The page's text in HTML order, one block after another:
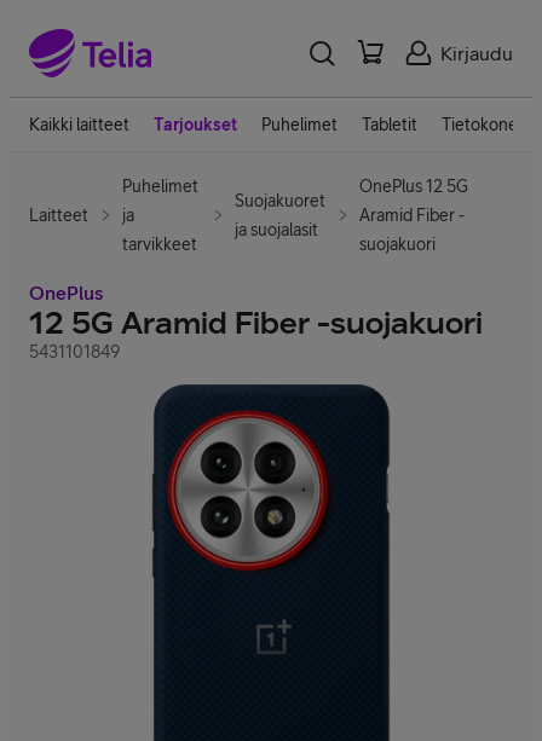
Kirjaudu
Kaikki laitteet Tarjoukset Puhelimet Tabletit Tietokoneet
Laitteet
Puhelimet
ja
tarvikkeet
Suojakuoret
ja suojalasit
OnePlus 12 5G
Aramid Fiber -
suojakuori
OnePlus
12 5G Aramid Fiber -suojakuori
5431101849